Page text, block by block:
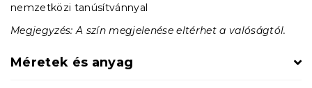
nemzetközi tanúsítvánnyal
Megjegyzés: A szín megjelenése eltérhet a valóságtól.
Méretek és anyag